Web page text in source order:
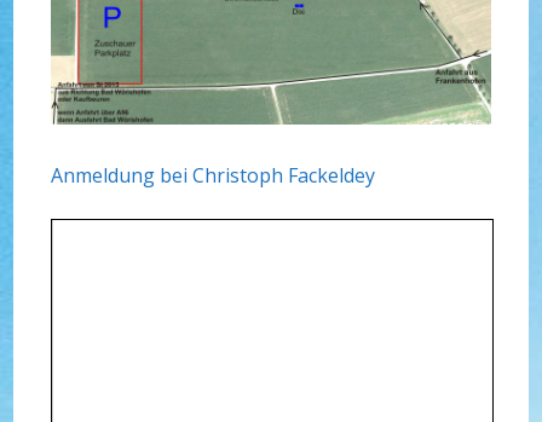
Anmeldung bei Christoph Fackeldey